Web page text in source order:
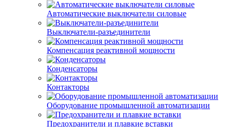
Автоматические выключатели cиловые
Выключатели-разъединители
Компенсация реактивной мощности
Конденсаторы
Контакторы
Оборудование промышленной автоматизации
Предохранители и плавкие вставки